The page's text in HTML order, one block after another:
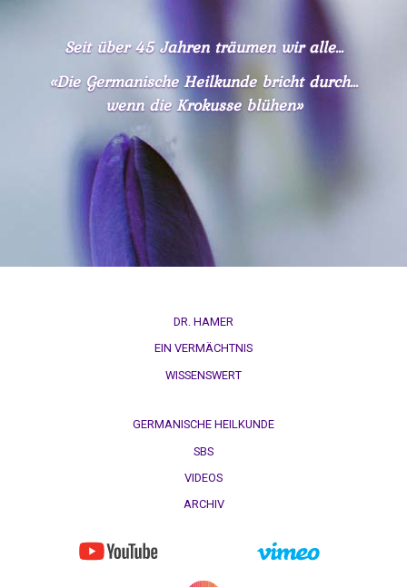
Seit über 45 Jahren träumen wir alle...
«Die Germanische Heilkunde bricht durch...
wenn die Krokusse blühen»
DR. HAMER
EIN VERMÄCHTNIS
WISSENSWERT
GERMANISCHE HEILKUNDE
SBS
VIDEOS
ARCHIV